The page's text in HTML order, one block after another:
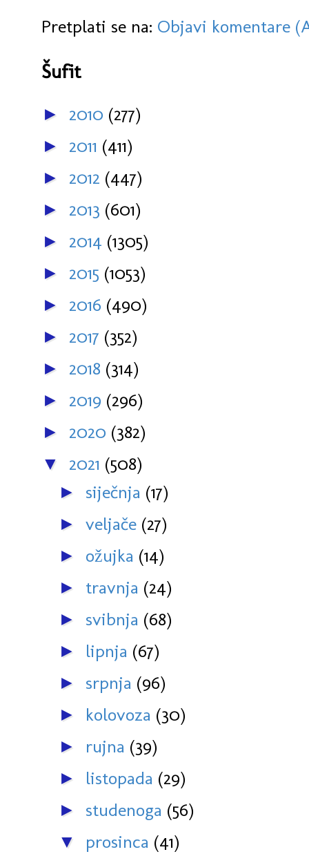
Pretplati se na: Objavi komentare
Šufit
► 2010 (277)
► 2011 (411)
► 2012 (447)
► 2013 (601)
► 2014 (1305)
► 2015 (1053)
► 2016 (490)
► 2017 (352)
► 2018 (314)
► 2019 (296)
► 2020 (382)
▼ 2021 (508)
► siječnja (17)
► veljače (27)
► ožujka (14)
► travnja (24)
► svibnja (68)
► lipnja (67)
► srpnja (96)
► kolovoza (30)
► rujna (39)
► listopada (29)
► studenoga (56)
▼ prosinca (41)